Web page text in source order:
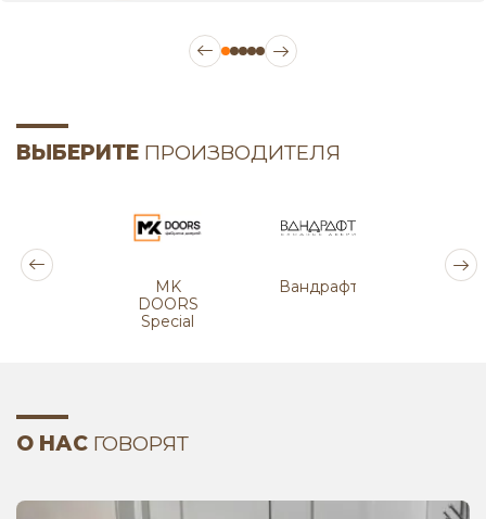
ВЫБЕРИТЕ ПРОИЗВОДИТЕЛЯ
MK
DOORS
Special
Вандрафт
О НАС ГОВОРЯТ